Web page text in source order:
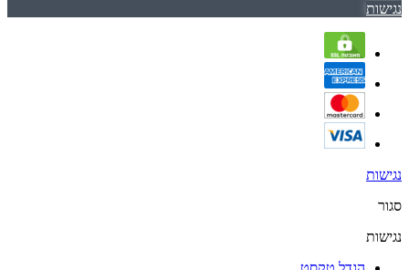
נגישות
נגישות
סגור
נגישות